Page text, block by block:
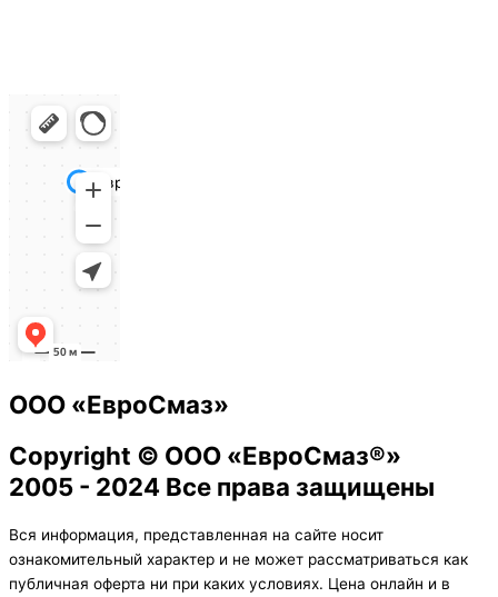
ООО «ЕвроСмаз»
Copyright © ООО «ЕвроСмаз®»
2005 - 2024 Все права защищены
Вся информация, представленная на сайте носит
ознакомительный характер и не может рассматриваться как
публичная оферта ни при каких условиях. Цена онлайн и в